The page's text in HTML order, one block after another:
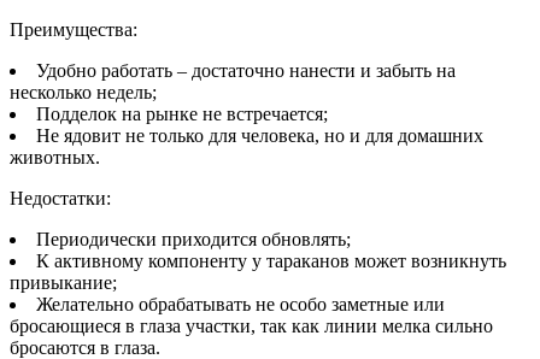
Преимущества:
Удобно работать – достаточно нанести и забыть на
несколько недель;
Подделок на рынке не встречается;
Не ядовит не только для человека, но и для домашних
животных.
Недостатки:
Периодически приходится обновлять;
К активному компоненту у тараканов может возникнуть
привыкание;
Желательно обрабатывать не особо заметные или
бросающиеся в глаза участки, так как линии мелка сильно
бросаются в глаза.